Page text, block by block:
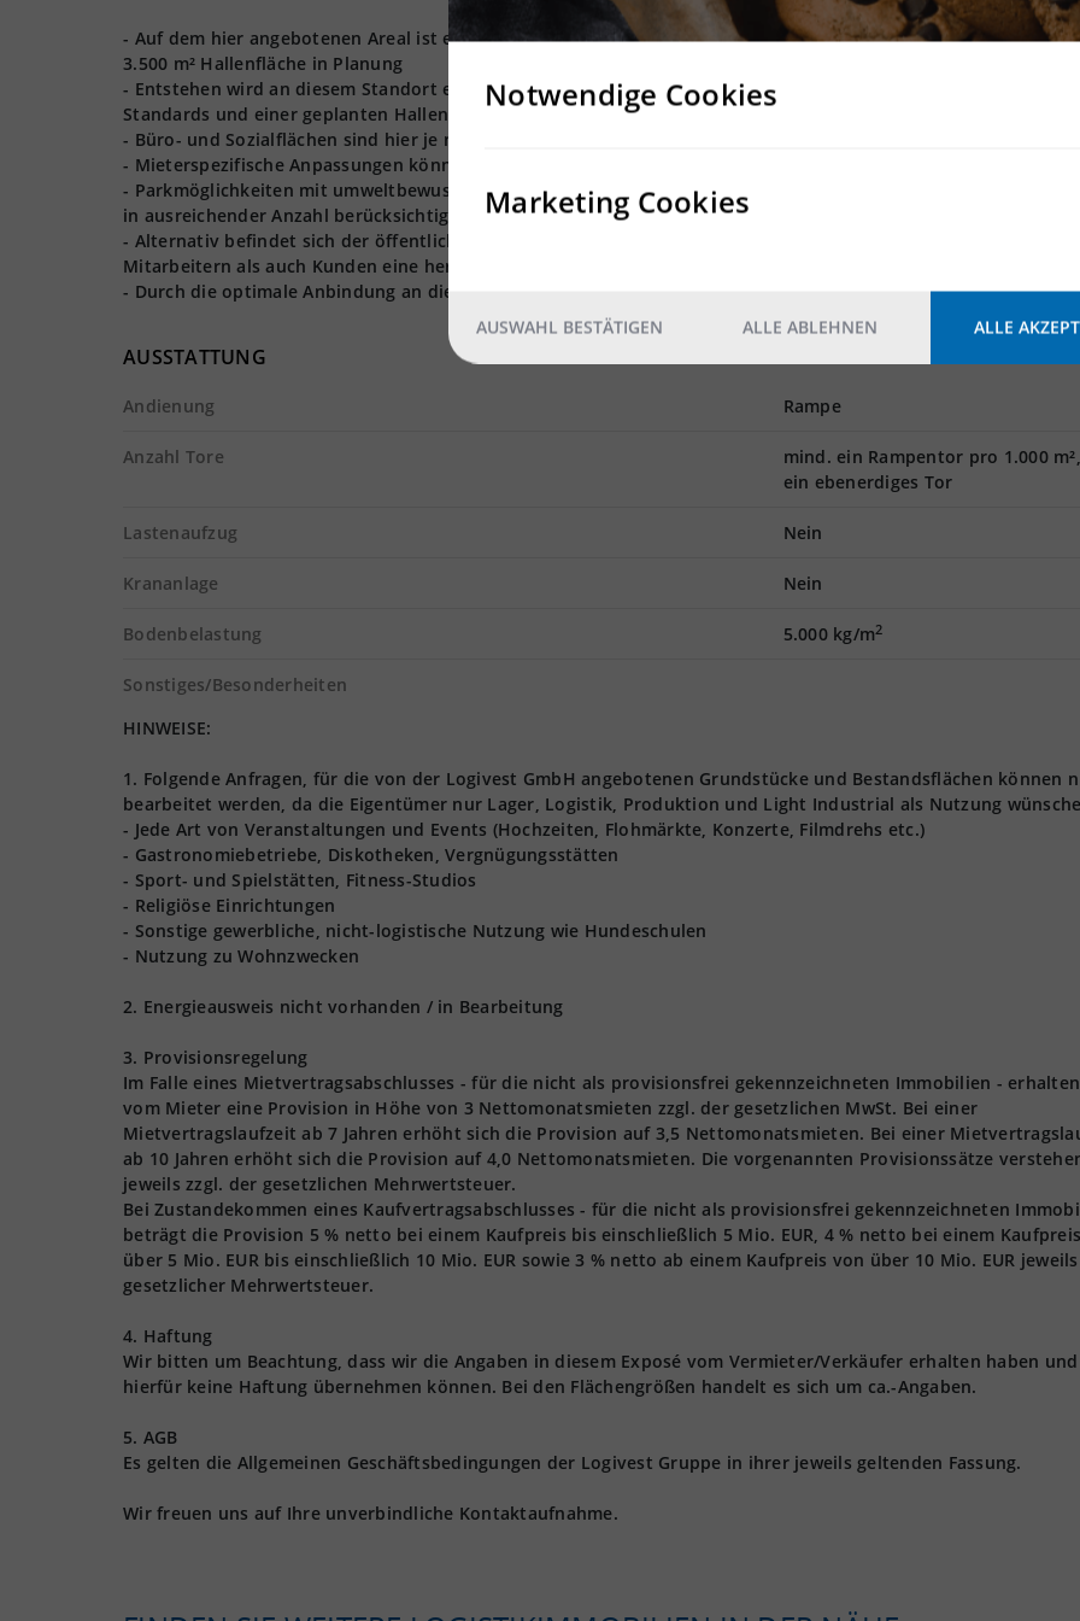
- Auf dem hier angebotenen Areal ist ein projektierter Neubau einer modernen Lager- und Produktionshalle
3.500 m² Hallenfläche in Planung
- Entstehen wird an diesem Standort eine energieeffiziente Halle mit modernster Technik nach den neuesten
Standards und einer geplanten Hallenhöhe von ca. 10-12 m UKB
- Büro- und Sozialflächen sind hier je nach Mieterbedarf realisierbar
- Mieterspezifische Anpassungen können bei der Hallenplanung jederzeit noch berücksichtigt werden
- Parkmöglichkeiten mit umweltbewussten E-Ladestationen für Kunden und Mitarbeiter werden auf Wunsch
in ausreichender Anzahl berücksichtigt
- Alternativ befindet sich der öffentliche Nahverkehr fußläufig in nur wenigen Gehminuten entfernt und
Mitarbeitern als auch Kunden eine hervorragende Erreichbarkeit
- Durch die optimale Anbindung an die A92, ist dieser Standort verkehrstechnisch ausgesprochen attraktiv
AUSSTATTUNG
Andienung Rampe
Anzahl Tore
mind. ein Rampentor pro 1.000
ein ebenerdiges Tor
Lastenaufzug Nein
Krananlage Nein
Bodenbelastung 5.000 kg/m2
Sonstiges/Besonderheiten
HINWEISE:
1. Folgende Anfragen, für die von der Logivest GmbH angebotenen Grundstücke und Bestandsflächen können
bearbeitet werden, da die Eigentümer nur Lager, Logistik, Produktion und Light Industrial als Nutzung
- Jede Art von Veranstaltungen und Events (Hochzeiten, Flohmärkte, Konzerte, Filmdrehs etc.)
- Gastronomiebetriebe, Diskotheken, Vergnügungsstätten
- Sport- und Spielstätten, Fitness-Studios
- Religiöse Einrichtungen
- Sonstige gewerbliche, nicht-logistische Nutzung wie Hundeschulen
- Nutzung zu Wohnzwecken
2. Energieausweis nicht vorhanden / in Bearbeitung
3. Provisionsregelung
Im Falle eines Mietvertragsabschlusses - für die nicht als provisionsfrei gekennzeichneten Immobilien -
vom Mieter eine Provision in Höhe von 3 Nettomonatsmieten zzgl. der gesetzlichen MwSt. Bei einer
Mietvertragslaufzeit ab 7 Jahren erhöht sich die Provision auf 3,5 Nettomonatsmieten. Bei einer
ab 10 Jahren erhöht sich die Provision auf 4,0 Nettomonatsmieten. Die vorgenannten Provisionssätze
jeweils zzgl. der gesetzlichen Mehrwertsteuer.
Bei Zustandekommen eines Kaufvertragsabschlusses - für die nicht als provisionsfrei gekennzeichneten
beträgt die Provision 5 % netto bei einem Kaufpreis bis einschließlich 5 Mio. EUR, 4 % netto bei einem
über 5 Mio. EUR bis einschließlich 10 Mio. EUR sowie 3 % netto ab einem Kaufpreis von über 10 Mio. EUR
gesetzlicher Mehrwertsteuer.
4. Haftung
Wir bitten um Beachtung, dass wir die Angaben in diesem Exposé vom Vermieter/Verkäufer erhalten haben und
hierfür keine Haftung übernehmen können. Bei den Flächengrößen handelt es sich um ca.-Angaben.
5. AGB
Es gelten die Allgemeinen Geschäftsbedingungen der Logivest Gruppe in ihrer jeweils geltenden Fassung.
Wir freuen uns auf Ihre unverbindliche Kontaktaufnahme.
Notwendige Cookies
Marketing Cookies
AUSWAHL BESTÄTIGEN ALLE ABLEHNEN ALLE